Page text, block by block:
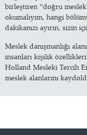
birleştiren “doğru
okumalıyım, hangi
dakikanızı ayırın, sizin
Meslek danışmanlığı
insanları kişilik özellikleri
Holland Mesleki Tercih
meslek alanlarını